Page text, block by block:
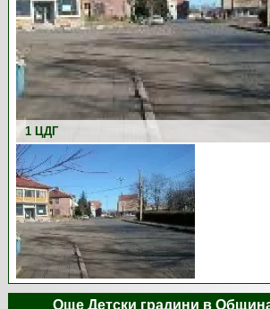
1 ЦДГ
Още Детски градини в